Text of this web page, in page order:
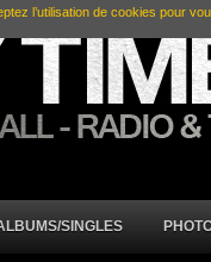
SINGLES
l’utilisation de cookies pour